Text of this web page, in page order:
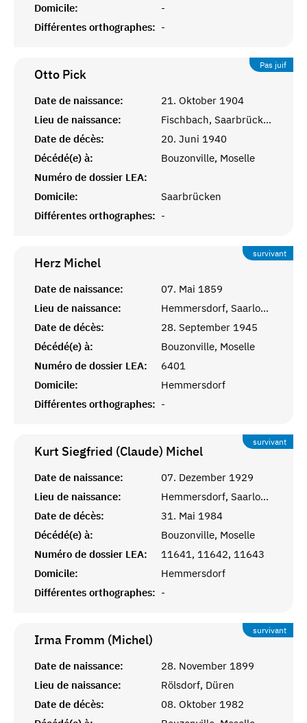
Domicile:
-
Différentes orthographes: -
Pas juif
Otto Pick
Date de naissance:
21. Oktober 1904
Lieu de naissance:
Fischbach, Saarbrücken
Date de décès:
20. Juni 1940
Décédé(e) à:
Bouzonville, Moselle
Numéro de dossier LEA:
Domicile:
Saarbrücken
Différentes orthographes: -
survivant
Herz Michel
Date de naissance:
07. Mai 1859
Lieu de naissance:
Hemmersdorf, Saarlouis
Date de décès:
28. September 1945
Décédé(e) à:
Bouzonville, Moselle
Numéro de dossier LEA:
6401
Domicile:
Hemmersdorf
Différentes orthographes: -
survivant
Kurt Siegfried (Claude) Michel
Date de naissance:
07. Dezember 1929
Lieu de naissance:
Hemmersdorf, Saarlouis
Date de décès:
31. Mai 1984
Décédé(e) à:
Bouzonville, Moselle
Numéro de dossier LEA:
11641, 11642, 11643
Domicile:
Hemmersdorf
Différentes orthographes: -
survivant
Irma Fromm (Michel)
Date de naissance:
28. November 1899
Lieu de naissance:
Rölsdorf, Düren
Date de décès:
08. Oktober 1982